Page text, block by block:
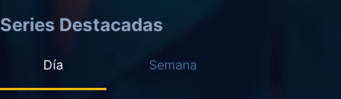
Series Destacadas
Día Semana